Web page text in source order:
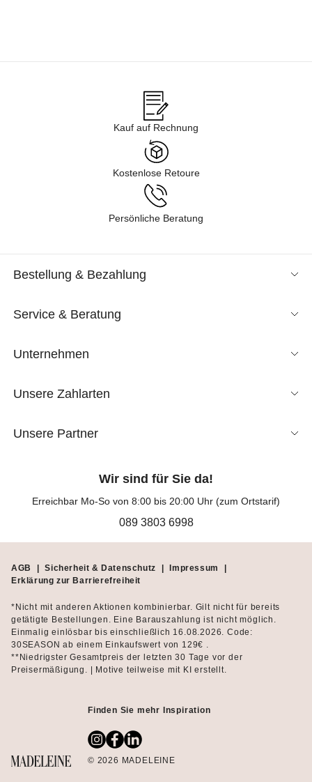
Kauf auf Rechnung
Kostenlose Retoure
Persönliche Beratung
Bestellung & Bezahlung
Service & Beratung
Unternehmen
Unsere Zahlarten
Unsere Partner
Wir sind für Sie da!
Erreichbar Mo-So von 8:00 bis 20:00 Uhr (zum Ortstarif)
089 3803 6998
AGB | Sicherheit & Datenschutz | Impressum
|
Erklärung zur Barrierefreiheit
*Nicht mit anderen Aktionen kombinierbar. Gilt nicht für bereits
getätigte Bestellungen. Eine Barauszahlung ist nicht möglich.
Einmalig einlösbar bis einschließlich 16.08.2026. Code:
30SEASON ab einem Einkaufswert von 129€ .
**Niedrigster Gesamtpreis der letzten 30 Tage vor der
Preisermäßigung. | Motive teilweise mit KI erstellt.
Finden Sie mehr Inspiration
© 2026 MADELEINE